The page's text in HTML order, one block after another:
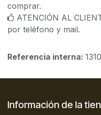
comprar.
ATENCIÓN AL
por teléfono y mail.
Referencia interna:
Información de la